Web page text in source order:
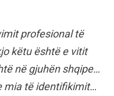
profesional të
këtu është e vitit
në gjuhën shqipe…
mia të identifikimit…